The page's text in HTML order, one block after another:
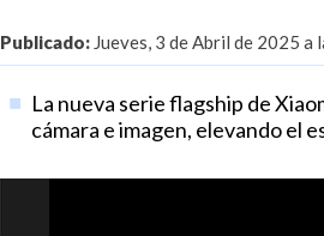
Publicado: Jueves, 3 de Abril de 2025 a
La nueva serie flagship de
cámara e imagen, elevando el